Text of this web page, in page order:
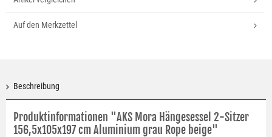
Auf den Merkzettel
Beschreibung
Produktinformationen "AKS Mora Hängesessel 2-Sitzer
156,5x105x197 cm Aluminium grau Rope beige"